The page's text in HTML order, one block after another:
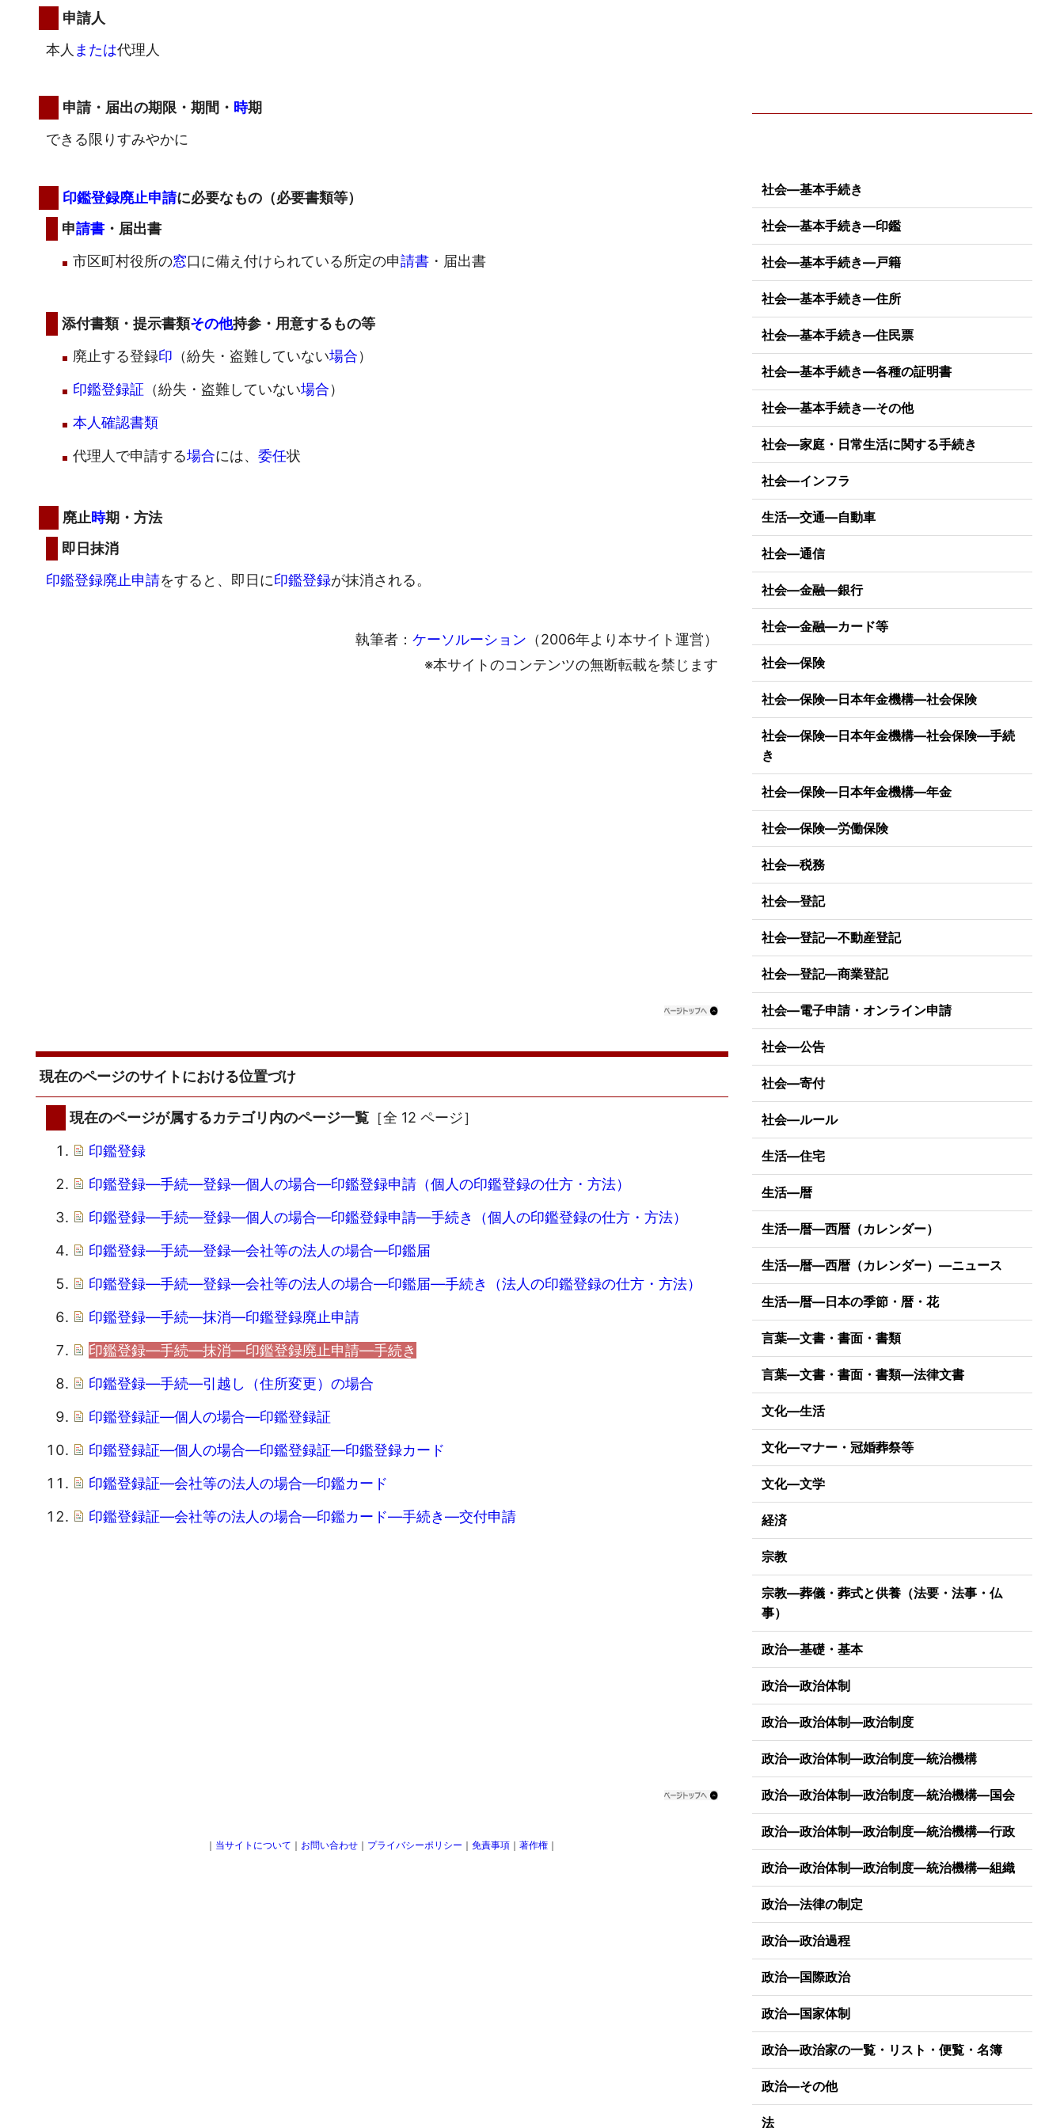
申請人
本人 または代理人
申請・届出の期限・期間・ 時期
できる限りすみやかに
印鑑登録廃止申請に必要なもの（必要書類等）
申請書 ・届出書
市区町村役所の窓口に備え付けられている所定の申請書 ・届出書
添付書類・提示書類その他持参・用意するもの等
廃止する登録印 （紛失・盗難していない場合）
印鑑登録証 （紛失・盗難していない場合）
本人確認書類
代理人で申請する場合には、委任状
廃止時期・方法
即日抹消
印鑑登録廃止申請をすると、即日に印鑑登録が抹消される。
執筆者： ケーソルーション （2006年より本サイト運営）
※本サイトのコンテンツの無断転載を禁じます
現在のページのサイトにおける位置づけ
現在のページが属するカテゴリ内のページ一覧 ［全 12 ページ］
印鑑登録
印鑑登録―手続―登録―個人の場合―印鑑登録申請（個人の印鑑登録の仕方・方法）
印鑑登録―手続―登録―個人の場合―印鑑登録申請―手続き（個人の印鑑登録の仕方・方法）
印鑑登録―手続―登録―会社等の法人の場合―印鑑届
印鑑登録―手続―登録―会社等の法人の場合―印鑑届―手続き（法人の印鑑登録の仕方・方法）
印鑑登録―手続―抹消―印鑑登録廃止申請
印鑑登録―手続―抹消―印鑑登録廃止申請―手続き
印鑑登録―手続―引越し（住所変更）の場合
印鑑登録証―個人の場合―印鑑登録証
印鑑登録証―個人の場合―印鑑登録証―印鑑登録カード
印鑑登録証―会社等の法人の場合―印鑑カード
印鑑登録証―会社等の法人の場合―印鑑カード―手続き―交付申請
｜ 当サイトについて ｜ お問い合わせ ｜ プライバシーポリシー ｜免責事項 ｜著作権 ｜
社会―基本手続き
社会―基本手続き―印鑑
社会―基本手続き―戸籍
社会―基本手続き―住所
社会―基本手続き―住民票
社会―基本手続き―各種の証明書
社会―基本手続き―その他
社会―家庭・日常生活に関する手続き
社会―インフラ
生活―交通―自動車
社会―通信
社会―金融―銀行
社会―金融―カード等
社会―保険
社会―保険―日本年金機構―社会保険
社会―保険―日本年金機構―社会保険―手続
き
社会―保険―日本年金機構―年金
社会―保険―労働保険
社会―税務
社会―登記
社会―登記―不動産登記
社会―登記―商業登記
社会―電子申請・オンライン申請
社会―公告
社会―寄付
社会―ルール
生活―住宅
生活―暦
生活―暦―西暦（カレンダー）
生活―暦―西暦（カレンダー）―ニュース
生活―暦―日本の季節・暦・花
言葉―文書・書面・書類
言葉―文書・書面・書類―法律文書
文化―生活
文化―マナー・冠婚葬祭等
文化―文学
経済
宗教
宗教―葬儀・葬式と供養（法要・法事・仏
事）
政治―基礎・基本
政治―政治体制
政治―政治体制―政治制度
政治―政治体制―政治制度―統治機構
政治―政治体制―政治制度―統治機構―国会
政治―政治体制―政治制度―統治機構―行政
政治―政治体制―政治制度―統治機構―組織
政治―法律の制定
政治―政治過程
政治―国際政治
政治―国家体制
政治―政治家の一覧・リスト・便覧・名簿
政治―その他
法